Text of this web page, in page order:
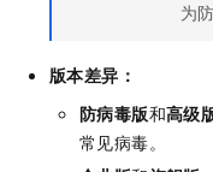
为
版本差异：
防病毒版和高级
常见病毒。